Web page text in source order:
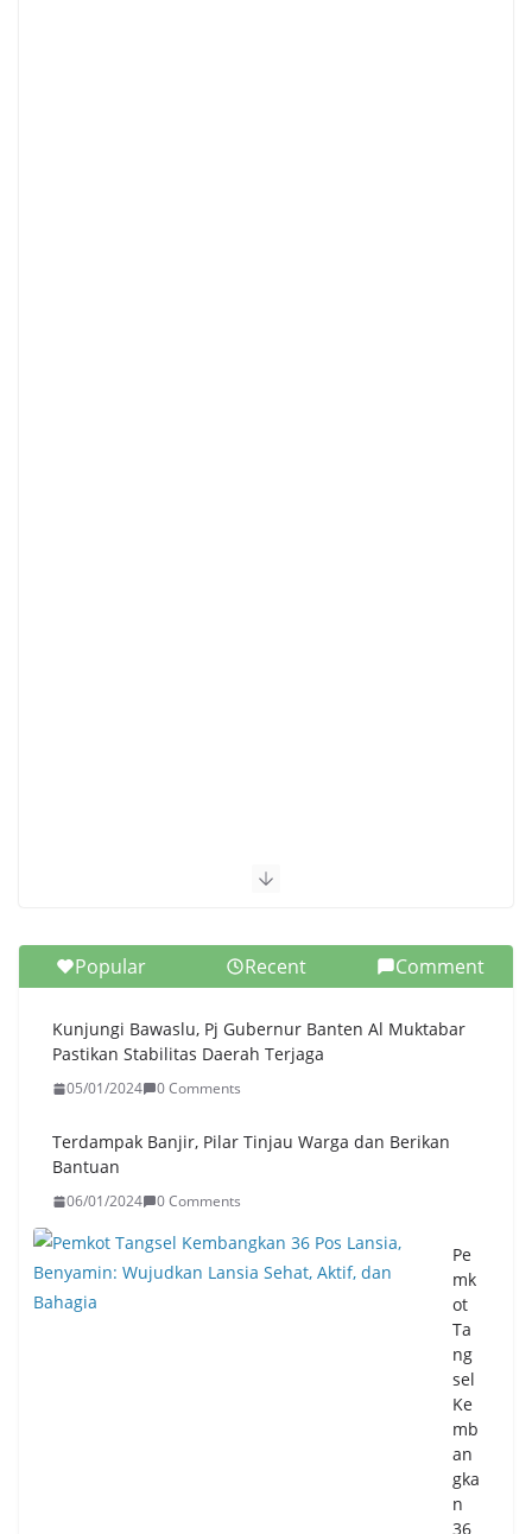
Popular Recent Comment
Kunjungi Bawaslu, Pj Gubernur Banten Al Muktabar
Pastikan Stabilitas Daerah Terjaga
05/01/2024 0 Comments
Terdampak Banjir, Pilar Tinjau Warga dan Berikan
Bantuan
06/01/2024 0 Comments
Pe
mk
ot
Ta
ng
sel
Ke
mb
an
gka
n
36